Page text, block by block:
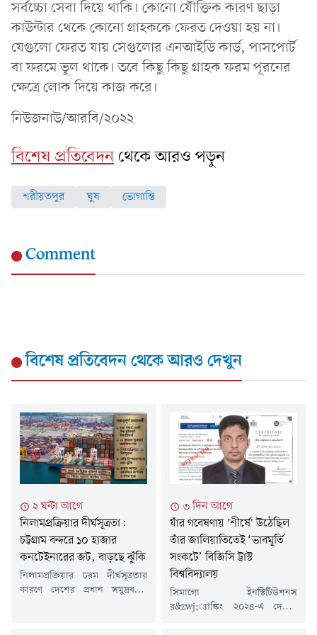
সর্বচ্চো সেবা দিয়ে থাকি। কোনো যৌক্তিক কারণ ছাড়া
কাউন্টার থেকে কোনো গ্রাহককে ফেরত দেওয়া হয় না।
যেগুলো ফেরত যায় সেগুলোর এনআইডি কার্ড, পাসপোর্ট
বা ফরমে ভুল থাকে। তবে কিছু কিছু গ্রাহক ফরম পূরনের
ক্ষেত্রে লোক দিয়ে কাজ করে।
নিউজনাউ/আরবি/২০২২
বিশেষ প্রতিবেদনথেকে আরও পড়ুন
শরীয়তপুর ঘুষ ভোগান্তি
Comment
বিশেষ প্রতিবেদনথেকে আরও দেখুন
২ ঘন্টা আগে
নিলামপ্রক্রিয়ার দীর্ঘসূত্রতা:
চট্টগ্রাম বন্দরে ১০ হাজার
কনটেইনারের জট, বাড়ছে ঝুঁকি
নিলামপ্রক্রিয়ার চরম দীর্ঘসূত্রতার
কারণে দেশের প্রধান সমুদ্রবন্দর
৩ দিন আগে
যাঁর গবেষণায় 'শীর্ষে' উঠেছিল
তাঁর জালিয়াতিতেই ‘ভাবমূর্তি
সংকটে’ বিজিসি ট্রাস্ট
বিশ্ববিদ্যালয়
সিমাগো ইনস্টিটিউশনস
র&zwj;্যাঙ্কিং ২০২৪-এ দেশের